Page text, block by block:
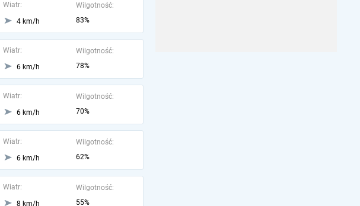
Wiatr:
4 km/h
Wilgotność:
83%
Wiatr:
6 km/h
Wilgotność:
78%
Wiatr:
6 km/h
Wilgotność:
70%
Wiatr:
6 km/h
Wilgotność:
62%
Wiatr:
8 km/h
Wilgotność:
55%